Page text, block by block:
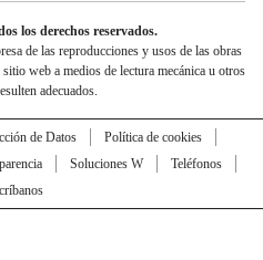
los derechos reservados.
de las reproducciones y usos de las obras
web a medios de lectura mecánica u otros
adecuados.
de Datos
Política de cookies
Soluciones W
Teléfonos